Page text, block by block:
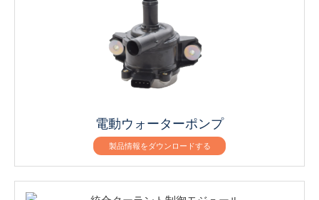
電動ウォーターポンプ
製品情報をダウンロードする